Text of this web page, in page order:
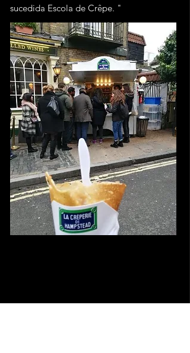
sucedida Escola de Crêpe. "